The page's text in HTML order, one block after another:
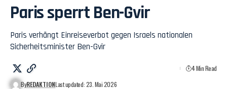
Paris sperrt Ben-Gvir
Paris verhängt Einreiseverbot gegen Israels nationalen
Sicherheitsminister Ben-Gvir
ByREDAKTIONLast updated: 23. Mai 2026
4 Min Read